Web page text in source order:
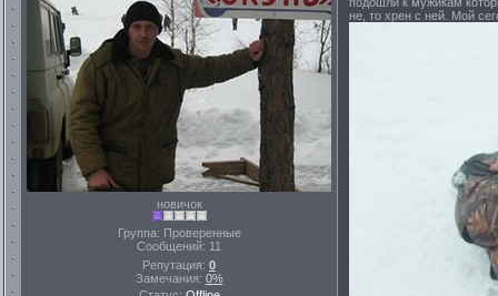
новичок
Группа: Проверенные
Сообщений: 11
Репутация: 0
Замечания: 0%
не, то хрен с ней. Мой